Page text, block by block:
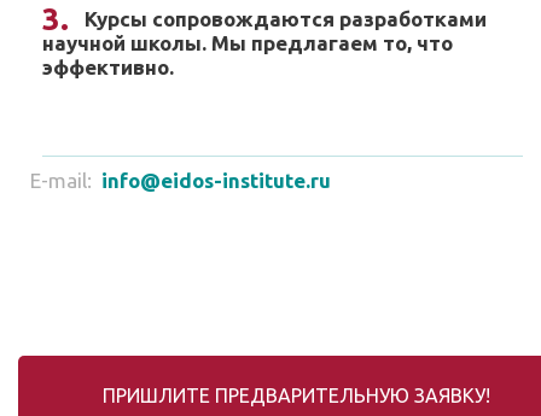
Курсы сопровождаются разработками
научной школы. Мы предлагаем то, что
эффективно.
E-mail: info@eidos-institute.ru
ПРИШЛИТЕ ПРЕДВАРИТЕЛЬНУЮ ЗАЯВКУ!